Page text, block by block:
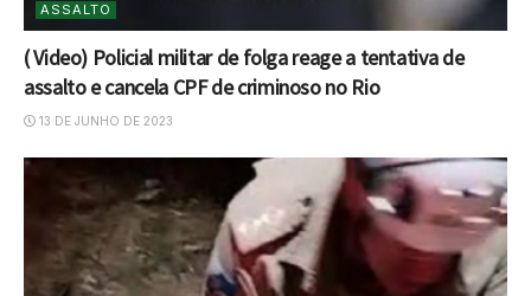
ASSALTO
( Video) Policial militar de folga reage a tentativa de
assalto e cancela CPF de criminoso no Rio
13 DE JUNHO DE 2023